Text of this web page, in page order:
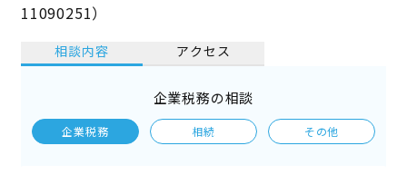
11090251）
相談内容 アクセス
企業税務の相談
企業税務 相続 その他